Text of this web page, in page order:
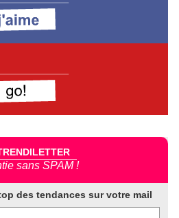
sans SPAM !
des tendances sur votre mail